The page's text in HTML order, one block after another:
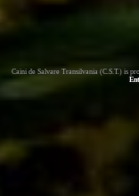
Caini de Salvare Transilvania (C.S.T.) is